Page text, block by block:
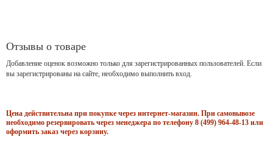
Отзывы о товаре
Добавление оценок возможно только для зарегистрированных пользователей. Если
вы зарегистрированы на сайте, необходимо выполнить вход.
Цена действительна при покупке через интернет-магазин. При самовывозе
необходимо резервировать через менеджера по телефону 8 (499) 964-48-13 или
оформить заказ через корзину.